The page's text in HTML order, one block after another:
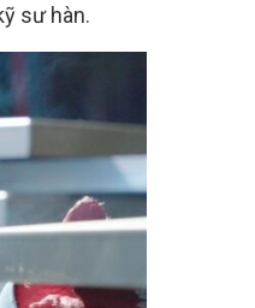
sư hàn.